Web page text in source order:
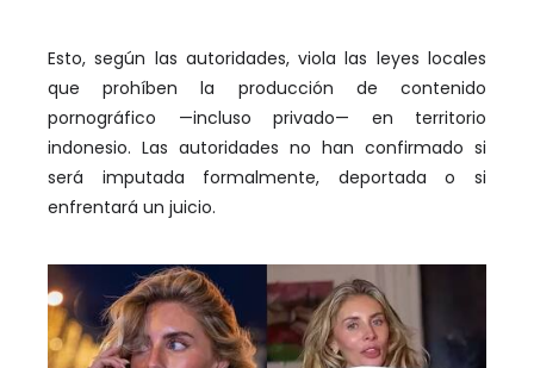
Esto, según las autoridades, viola las leyes locales
que prohíben la producción de contenido
pornográfico —incluso privado— en territorio
indonesio. Las autoridades no han confirmado si
será imputada formalmente, deportada o si
enfrentará un juicio.